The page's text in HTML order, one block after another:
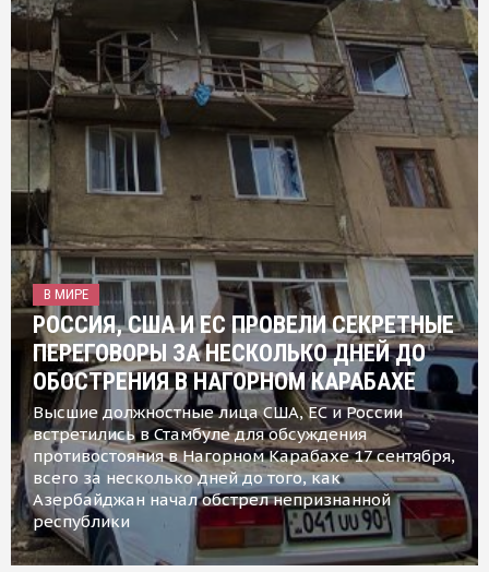
В МИРЕ
РОССИЯ, США И ЕС ПРОВЕЛИ СЕКРЕТНЫЕ
ПЕРЕГОВОРЫ ЗА НЕСКОЛЬКО ДНЕЙ ДО
ОБОСТРЕНИЯ В НАГОРНОМ КАРАБАХЕ
Высшие должностные лица США, ЕС и России
встретились в Стамбуле для обсуждения
противостояния в Нагорном Карабахе 17 сентября,
всего за несколько дней до того, как
Азербайджан начал обстрел непризнанной
республики